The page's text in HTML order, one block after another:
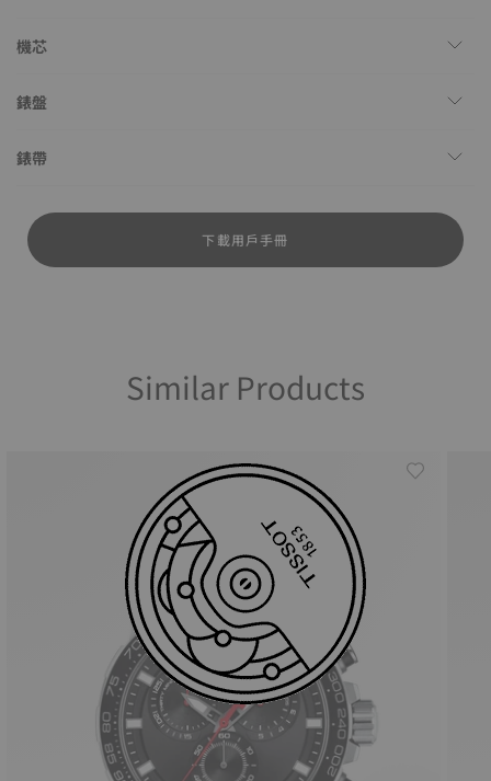
機芯
錶盤
錶帶
下載用戶手冊
Similar Products